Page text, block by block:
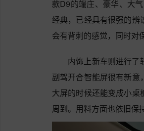
款D9的端庄、豪华、大
经典，已经具有很强的
会有背刺的感觉，同时对
内饰上新车则进行了
副驾开合智能屏很有新
大屏的时候还能变成小
周到。用料方面也依旧保